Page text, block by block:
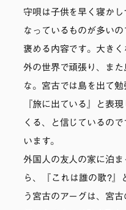
守唄は子供を早く寝か
なっているものが多い
褒める内容です。大き
外の世界で頑張り、ま
な。宮古では島を出て
『旅に出ている』と表
くる、と信じているの
います。
外国人の友人の家に泊
ら、『これは誰の歌?』
う宮古のアーグは、宮